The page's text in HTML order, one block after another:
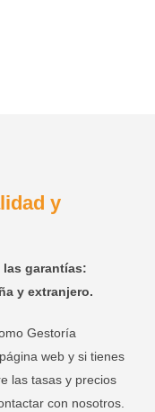
y
garantías:
y extranjero.
Gestoría
web y si tienes
las tasas y precios
con nosotros.